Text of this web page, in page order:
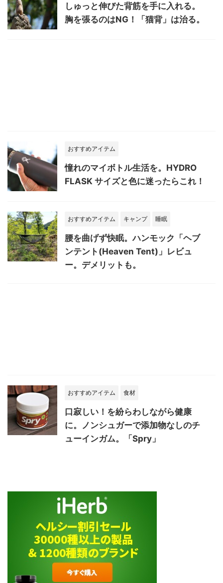
しゅっと伸びた背筋を手に入れる。
胸を張るのはNG！「猫背」は治る。
おすすめアイテム
憧れのマイボトル生活を。HYDRO
FLASK サイズと色に迷ったらこれ！
おすすめアイテム キャンプ 睡眠
腰を曲げず快眠。ハンモック「ヘブ
ンテント(Heaven Tent)」レビュ
ー。デメリットも。
おすすめアイテム 食材
口寂しい！を紛らわしながら健康
に。ノンシュガーで添加物なしのチ
ューインガム。「Spry」